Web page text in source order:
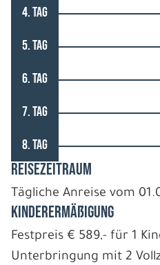
4. TAG
5. TAG
6. TAG
7. TAG
8. TAG
REISEZEITRAUM
Tägliche Anreise vom
Kinderermäßigung
Festpreis € 589,- für 1
Unterbringung mit 2